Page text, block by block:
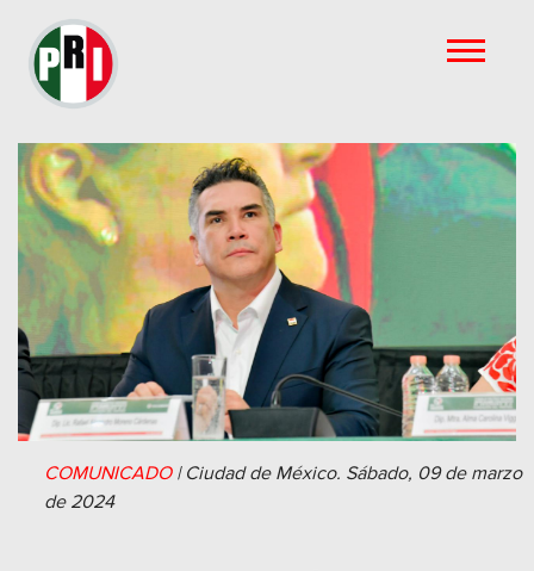
COMUNICADO| Ciudad de México. Sábado, 09 de marzo
de 2024